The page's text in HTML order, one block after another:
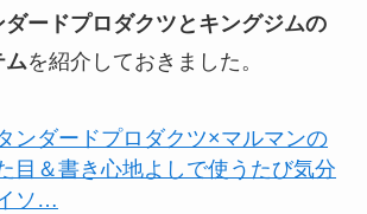
ダードプロダクツとキングジムの
ムを紹介しておきました。
ンダードプロダクツ×マルマンの
目＆書き心地よしで使うたび気分
ソ…